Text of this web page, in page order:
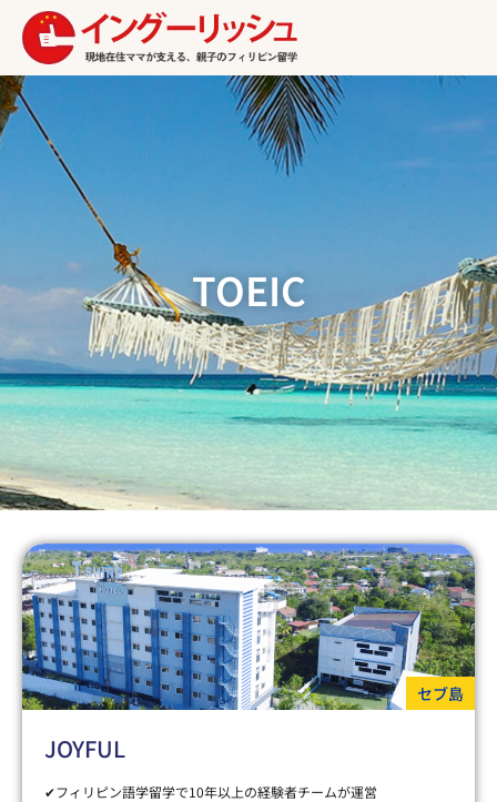
TOEIC
セブ島
JOYFUL
✔フィリピン語学留学で10年以上の経験者チームが運営